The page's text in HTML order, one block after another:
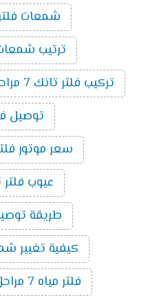
شمعات فلتر
ترتيب شمعات
تركيب فلتر تانك 7 مراحل
توصيل فلتر ٧
سعر موتور
عيوب فلتر تانك
طريقة توصيل
كيفية تغيير شمعة
فلتر مياه 7 مراحل امريكي tornado